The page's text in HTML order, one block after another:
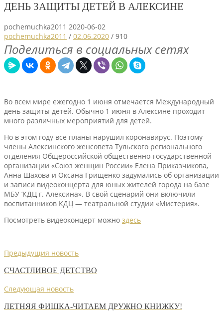
ДЕНЬ ЗАЩИТЫ ДЕТЕЙ В АЛЕКСИНЕ
pochemuchka2011 2020-06-02
pochemuchka2011 / 02.06.2020 / 910
Поделиться в социальных сетях
Во всем мире ежегодно 1 июня отмечается Международный
день защиты детей. Обычно 1 июня в Алексине проходит
много различных мероприятий для детей.
Но в этом году все планы нарушил коронавирус. Поэтому
члены Алексинского женсовета Тульского регионального
отделения Общероссийской общественно-государственной
организации «Союз женщин России» Елена Приказчикова,
Анна Шахова и Оксана Грищенко задумались об организации
и записи видеоконцерта для юных жителей города на базе
МБУ ‘КДЦ г. Алексина». В свой сценарий они включили
воспитанников КДЦ — театральной студии «Мистерия».
Посмотреть видеоконцерт можно здесь
Предыдущия новость
СЧАСТЛИВОЕ ДЕТСТВО
Следующая новость
ЛЕТНЯЯ ФИШКА-ЧИТАЕМ ДРУЖНО КНИЖКУ!